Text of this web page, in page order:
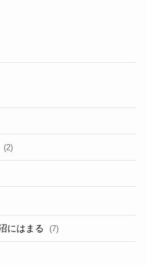
(2)
にはまる (7)